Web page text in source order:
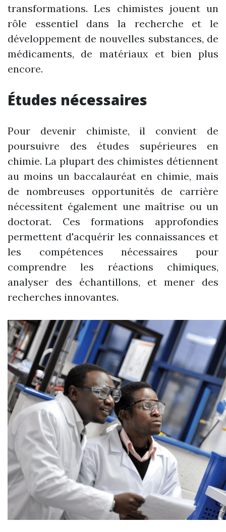
transformations. Les chimistes jouent un
rôle essentiel dans la recherche et le
développement de nouvelles substances, de
médicaments, de matériaux et bien plus
encore.
Études nécessaires
Pour devenir chimiste, il convient de
poursuivre des études supérieures en
chimie. La plupart des chimistes détiennent
au moins un baccalauréat en chimie, mais
de nombreuses opportunités de carrière
nécessitent également une maîtrise ou un
doctorat. Ces formations approfondies
permettent d'acquérir les connaissances et
les compétences nécessaires pour
comprendre les réactions chimiques,
analyser des échantillons, et mener des
recherches innovantes.